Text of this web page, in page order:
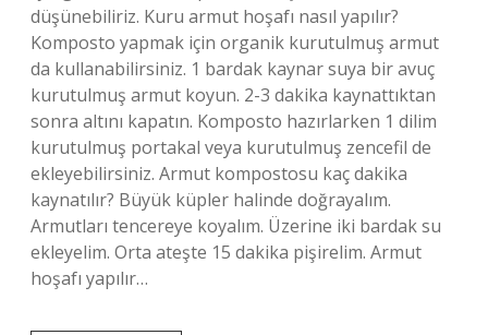
düşünebiliriz. Kuru armut hoşafı nasıl yapılır?
Komposto yapmak için organik kurutulmuş armut
da kullanabilirsiniz. 1 bardak kaynar suya bir avuç
kurutulmuş armut koyun. 2-3 dakika kaynattıktan
sonra altını kapatın. Komposto hazırlarken 1 dilim
kurutulmuş portakal veya kurutulmuş zencefil de
ekleyebilirsiniz. Armut kompostosu kaç dakika
kaynatılır? Büyük küpler halinde doğrayalım.
Armutları tencereye koyalım. Üzerine iki bardak su
ekleyelim. Orta ateşte 15 dakika pişirelim. Armut
hoşafı yapılır…